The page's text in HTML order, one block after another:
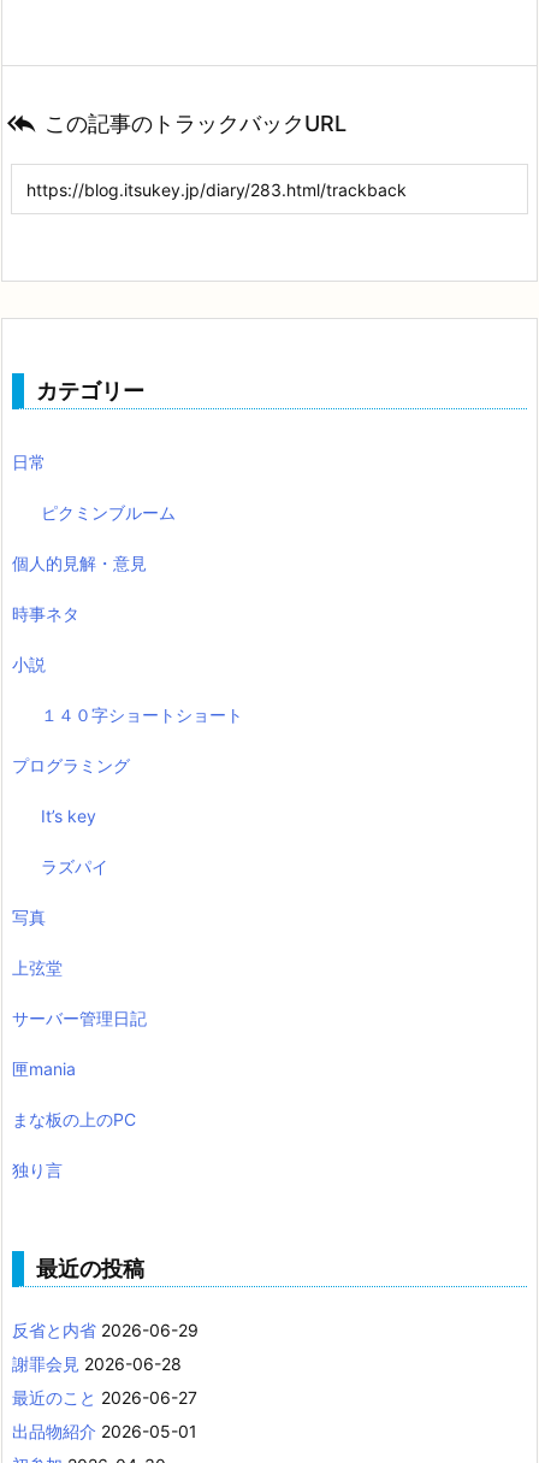
 この記事のトラックバックURL
カテゴリー
日常
ピクミンブルーム
個人的見解・意見
時事ネタ
小説
１４０字ショートショート
プログラミング
It’s key
ラズパイ
写真
上弦堂
サーバー管理日記
匣mania
まな板の上のPC
独り言
最近の投稿
反省と内省 2026-06-29
謝罪会見 2026-06-28
最近のこと 2026-06-27
出品物紹介 2026-05-01